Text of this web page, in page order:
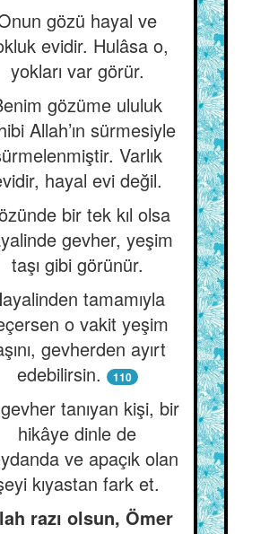
gözü hayal ve
evidir. Hulâsa o,
yokları var görür.
gözüme ululuk
Allah’ın sürmesiyle
Varlık
hayal evi değil.
bir tek kıl olsa
gevher, yeşim
taşı gibi görünür.
tamamıyla
o vakit yeşim
gevherden ayırt
edebilirsin.
110
tanıyan kişi, bir
hikâye dinle de
ve apaçık olan
kıyastan fark et.
razı olsun, Ömer